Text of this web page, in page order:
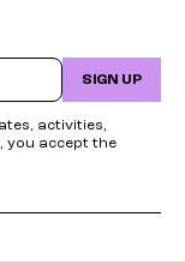
SIGN UP
activities,
you accept the